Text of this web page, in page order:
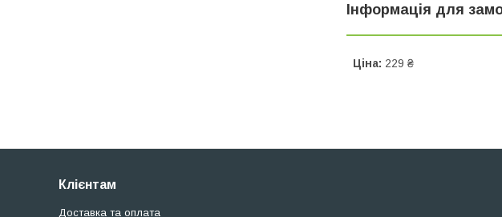
Інформація для
Ціна: 229 ₴
Клієнтам
Доставка та оплата